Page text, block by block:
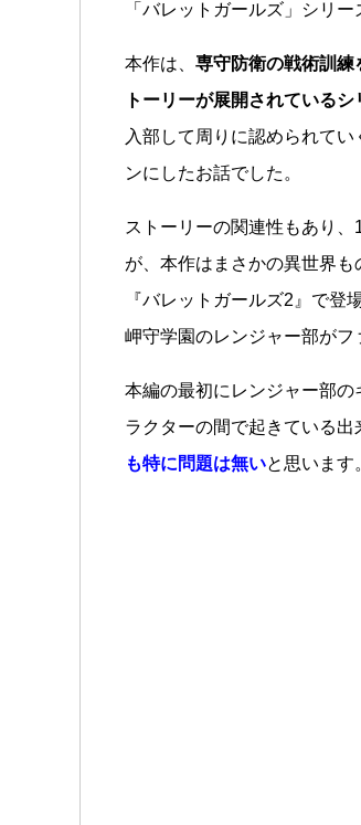
「バレットガールズ」シリ
本作は、 専守防衛の戦術訓練
トーリーが展開されている
入部して周りに認められて
ンにしたお話でした。
ストーリーの関連性もあり
が、本作はまさかの異世界も
『バレットガールズ2』で
岬守学園のレンジャー部がフ
本編の最初にレンジャー部
ラクターの間で起きている出
も特に問題は無いと思います